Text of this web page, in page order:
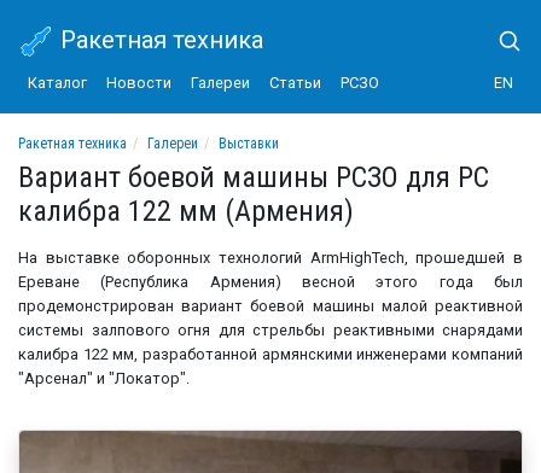
Ракетная техника
Каталог Новости Галереи Статьи РСЗО EN
Ракетная техника Галереи
Выставки
Вариант боевой машины РСЗО для РС калибра 122 мм (Армения)
Вариант боевой машины РСЗО для РС
калибра 122 мм (Армения)
На выставке оборонных технологий ArmHighTech, прошедшей в
Ереване (Республика Армения) весной этого года был
продемонстрирован вариант боевой машины малой реактивной
системы залпового огня для стрельбы реактивными снарядами
калибра 122 мм, разработанной армянскими инженерами компаний
"Арсенал" и "Локатор".